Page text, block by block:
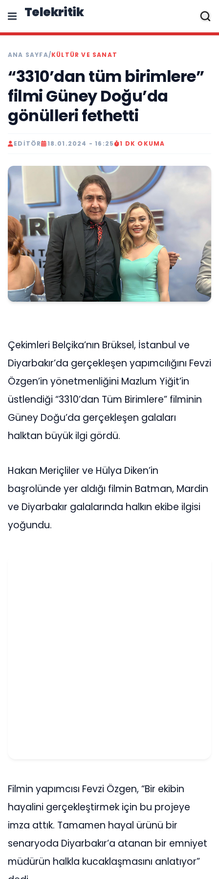
Telekritik
ANA SAYFA/KÜLTÜR VE SANAT
“3310’dan tüm birimlere”
filmi Güney Doğu’da
gönülleri fethetti
EDITÖR 18.01.2024 - 16:25 1 DK OKUMA
Çekimleri Belçika’nın Brüksel, İstanbul ve
Diyarbakır’da gerçekleşen yapımcılığını Fevzi
Özgen’in yönetmenliğini Mazlum Yiğit’in
üstlendiği “3310’dan Tüm Birimlere” filminin
Güney Doğu’da gerçekleşen galaları
halktan büyük ilgi gördü.
Hakan Meriçliler ve Hülya Diken’in
başrolünde yer aldığı filmin Batman, Mardin
ve Diyarbakır galalarında halkın ekibe ilgisi
yoğundu.
Filmin yapımcısı Fevzi Özgen, “Bir ekibin
hayalini gerçekleştirmek için bu projeye
imza attık. Tamamen hayal ürünü bir
senaryoda Diyarbakır’a atanan bir emniyet
müdürün halkla kucaklaşmasını anlatıyor”